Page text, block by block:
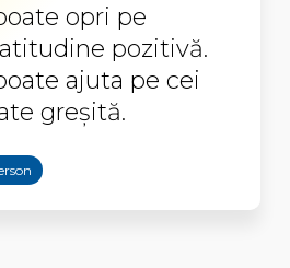
opri pe
pozitivă.
ajuta pe cei
greșită.